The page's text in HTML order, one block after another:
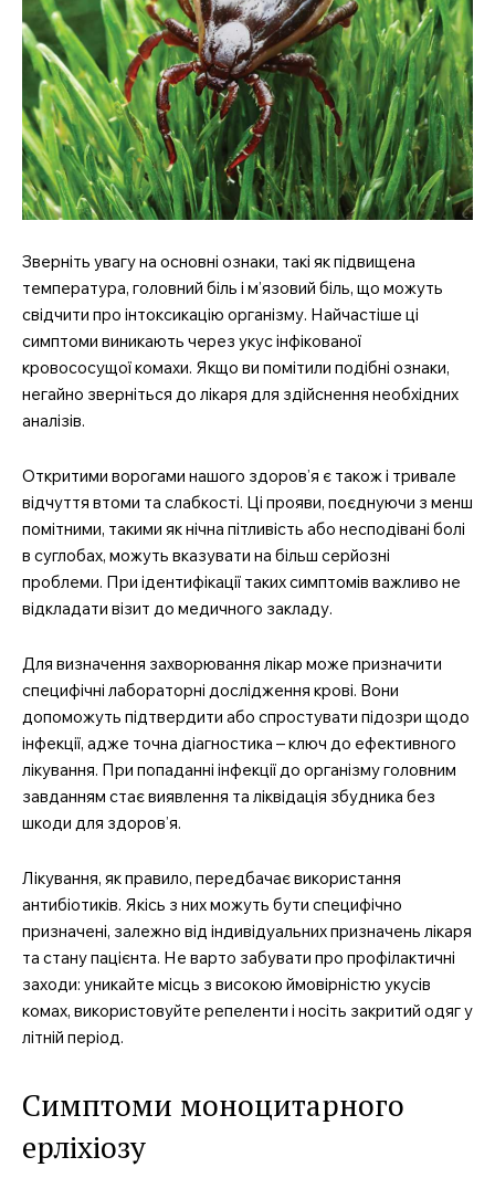
Зверніть увагу на основні ознаки, такі як підвищена
температура, головний біль і м’язовий біль, що можуть
свідчити про інтоксикацію організму. Найчастіше ці
симптоми виникають через укус інфікованої
кровососущої комахи. Якщо ви помітили подібні ознаки,
негайно зверніться до лікаря для здійснення необхідних
аналізів.
Откритими ворогами нашого здоров’я є також і тривале
відчуття втоми та слабкості. Ці прояви, поєднуючи з менш
помітними, такими як нічна пітливість або несподівані болі
в суглобах, можуть вказувати на більш серйозні
проблеми. При ідентифікації таких симптомів важливо не
відкладати візит до медичного закладу.
Для визначення захворювання лікар може призначити
специфічні лабораторні дослідження крові. Вони
допоможуть підтвердити або спростувати підозри щодо
інфекції, адже точна діагностика – ключ до ефективного
лікування. При попаданні інфекції до організму головним
завданням стає виявлення та ліквідація збудника без
шкоди для здоров’я.
Лікування, як правило, передбачає використання
антибіотиків. Якісь з них можуть бути специфічно
призначені, залежно від індивідуальних призначень лікаря
та стану пацієнта. Не варто забувати про профілактичні
заходи: уникайте місць з високою ймовірністю укусів
комах, використовуйте репеленти і носіть закритий одяг у
літній період.
Симптоми моноцитарного
ерліхіозу